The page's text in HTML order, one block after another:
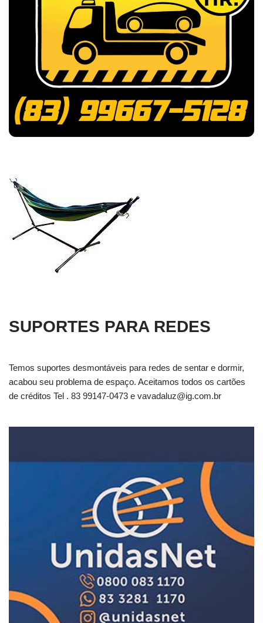
SUPORTES PARA REDES
Temos suportes desmontáveis para redes de sentar e dormir,
acabou seu problema de espaço. Aceitamos todos os cartões
de créditos Tel . 83 99147-0473 e vavadaluz@ig.com.br